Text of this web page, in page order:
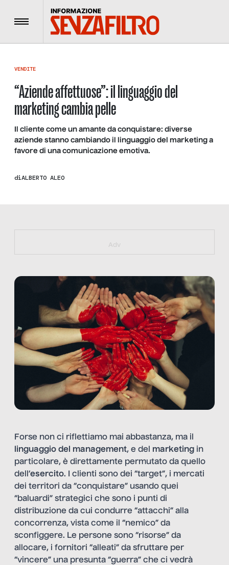
Menu
VENDITE
“Aziende affettuose”: il linguaggio del
marketing cambia pelle
Il cliente come un amante da conquistare: diverse
aziende stanno cambiando il linguaggio del marketing a
favore di una comunicazione emotiva.
diALBERTO ALEO
https://bit.ly/muster_aggiornamento
Adv
Forse non ci riflettiamo mai abbastanza, ma il
linguaggio del management, e del marketing in
particolare, è direttamente permutato da quello
dell’esercito. I clienti sono dei “target”, i mercati
dei territori da “conquistare” usando quei
“baluardi” strategici che sono i punti di
distribuzione da cui condurre “attacchi” alla
concorrenza, vista come il “nemico” da
sconfiggere. Le persone sono “risorse” da
allocare, i fornitori “alleati” da sfruttare per
“vincere” una presunta “guerra” che ci vedrà